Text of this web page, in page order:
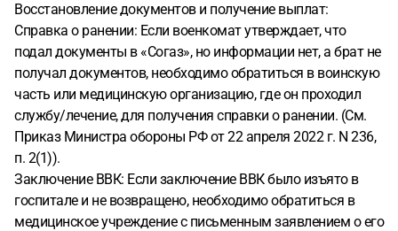
Восстановление документов и получение выплат:
Справка о ранении: Если военкомат утверждает, что
подал документы в «Согаз», но информации нет, а брат не
получал документов, необходимо обратиться в воинскую
часть или медицинскую организацию, где он проходил
службу/лечение, для получения справки о ранении. (См.
Приказ Министра обороны РФ от 22 апреля 2022 г. N 236,
п. 2(1)).
Заключение ВВК: Если заключение ВВК было изъято в
госпитале и не возвращено, необходимо обратиться в
медицинское учреждение с письменным заявлением о его